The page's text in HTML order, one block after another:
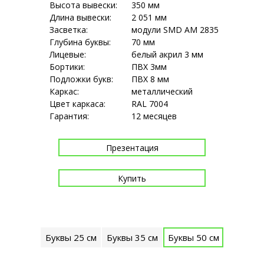
Высота вывески:
Длина вывески:
Засветка:
Глубина буквы:
Лицевые:
Бортики:
Подложки букв:
Каркас:
Цвет каркаса:
Гарантия:
350 мм
2 051 мм
модули SMD АМ 2835
70 мм
белый акрил 3 мм
ПВХ 3мм
ПВХ 8 мм
металлический
RAL 7004
12 месяцев
Оплата картой онлайн, наличными, а так же по счёту.
Самовывоз или доставка по
Купить
Презентация
Буквы 25 см Буквы 35 см Буквы 50 см